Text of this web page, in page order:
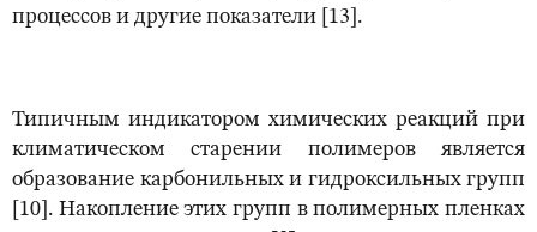
процессов и другие показатели [13].
Типичным индикатором химических реакций при
климатическом старении полимеров является
образование карбонильных и гидроксильных групп
[10]. Накопление этих групп в полимерных пленках